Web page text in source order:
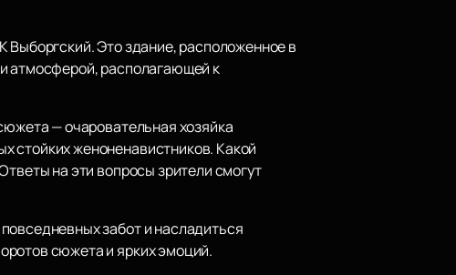
Выборгский. Это здание, расположенное в
атмосферой, располагающей к
— очаровательная хозяйка
стойких женоненавистников. Какой
на эти вопросы зрители смогут
забот и насладиться
сюжета и ярких эмоций.